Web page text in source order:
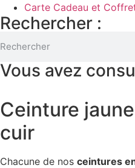
Carte Cadeau et
Rechercher :
Vous avez
Ceinture
cuir
Chacune de nos ceintures